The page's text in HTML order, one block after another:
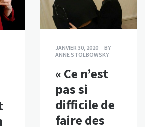
JANVIER 30, 2020
BY
ANNE STOLBOWSKY
« Ce n’est
pas si
difficile de
faire des